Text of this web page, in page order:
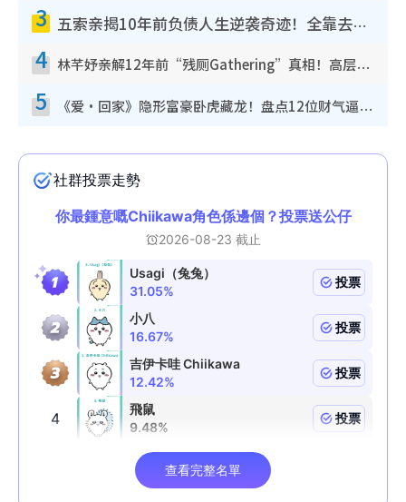
3 五索亲揭10年前负债人生逆袭奇迹！全靠去一地方转运后即遇上马先生
4 林芊妤亲解12年前“残厕Gathering”真相！高层解约一句话重创尊严，至今拒返TVB
5 《爱·回家》隐形富豪卧虎藏龙！盘点12位财气逼人的有钱艺人：这位美女3亿身家不愁做